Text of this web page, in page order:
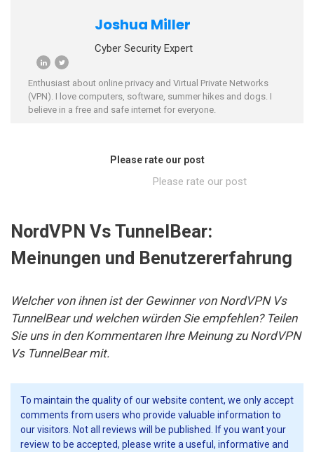
Joshua Miller
Cyber Security Expert
Enthusiast about online privacy and Virtual Private Networks
(VPN). I love computers, software, summer hikes and dogs. I
believe in a free and safe internet for everyone.
Please rate our post
Please rate our post
NordVPN Vs TunnelBear:
Meinungen und Benutzererfahrung
Welcher von ihnen ist der Gewinner von NordVPN Vs
TunnelBear und welchen würden Sie empfehlen? Teilen
Sie uns in den Kommentaren Ihre Meinung zu NordVPN
Vs TunnelBear mit.
To maintain the quality of our website content, we only accept
comments from users who provide valuable information to
our visitors. Not all reviews will be published. If you want your
review to be accepted, please write a useful, informative and